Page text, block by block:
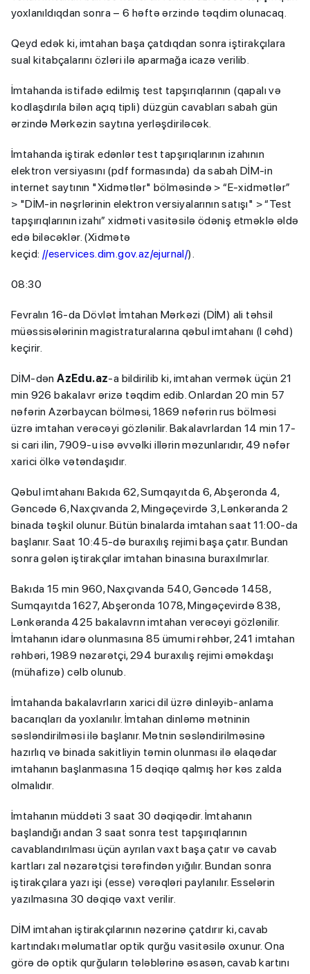
yoxlanıldıqdan sonra – 6 həftə ərzində təqdim olunacaq.
Qeyd edək ki, imtahan başa çatdıqdan sonra iştirakçılara
sual kitabçalarını özləri ilə aparmağa icazə verilib.
İmtahanda istifadə edilmiş test tapşırıqlarının (qapalı və
kodlaşdırıla bilən açıq tipli) düzgün cavabları sabah gün
ərzində Mərkəzin saytına yerləşdiriləcək.
İmtahanda iştirak edənlər test tapşırıqlarının izahının
elektron versiyasını (pdf formasında) da sabah DİM-in
internet saytının "Xidmətlər" bölməsində > “E-xidmətlər”
> "DİM-in nəşrlərinin elektron versiyalarının satışı" > “Test
tapşırıqlarının izahı” xidməti vasitəsilə ödəniş etməklə əldə
edə biləcəklər. (Xidmətə
keçid: //eservices.dim.gov.az/ejurnal/).
08:30
Fevralın 16-da Dövlət İmtahan Mərkəzi (DİM) ali təhsil
müəssisələrinin magistraturalarına qəbul imtahanı (I cəhd)
keçirir.
DİM-dənAzEdu.az-a bildirilib ki, imtahan vermək üçün 21
min 926 bakalavr ərizə təqdim edib. Onlardan 20 min 57
nəfərin Azərbaycan bölməsi, 1869 nəfərin rus bölməsi
üzrə imtahan verəcəyi gözlənilir. Bakalavrlardan 14 min 17-
si cari ilin, 7909-u isə əvvəlki illərin məzunlarıdır, 49 nəfər
xarici ölkə vətəndaşıdır.
Qəbul imtahanı Bakıda 62, Sumqayıtda 6, Abşeronda 4,
Gəncədə 6, Naxçıvanda 2, Mingəçevirdə 3, Lənkəranda 2
binada təşkil olunur. Bütün binalarda imtahan saat 11:00-da
başlanır. Saat 10:45-də buraxılış rejimi başa çatır. Bundan
sonra gələn iştirakçılar imtahan binasına buraxılmırlar.
Bakıda 15 min 960, Naxçıvanda 540, Gəncədə 1458,
Sumqayıtda 1627, Abşeronda 1078, Mingəçevirdə 838,
Lənkəranda 425 bakalavrın imtahan verəcəyi gözlənilir.
İmtahanın idarə olunmasına 85 ümumi rəhbər, 241 imtahan
rəhbəri, 1989 nəzarətçi, 294 buraxılış rejimi əməkdaşı
(mühafizə) cəlb olunub.
İmtahanda bakalavrların xarici dil üzrə dinləyib-anlama
bacarıqları da yoxlanılır. İmtahan dinləmə mətninin
səsləndirilməsi ilə başlanır. Mətnin səsləndirilməsinə
hazırlıq və binada sakitliyin təmin olunması ilə əlaqədar
imtahanın başlanmasına 15 dəqiqə qalmış hər kəs zalda
olmalıdır.
İmtahanın müddəti 3 saat 30 dəqiqədir. İmtahanın
başlandığı andan 3 saat sonra test tapşırıqlarının
cavablandırılması üçün ayrılan vaxt başa çatır və cavab
kartları zal nəzarətçisi tərəfindən yığılır. Bundan sonra
iştirakçılara yazı işi (esse) vərəqləri paylanılır. Esselərin
yazılmasına 30 dəqiqə vaxt verilir.
DİM imtahan iştirakçılarının nəzərinə çatdırır ki, cavab
kartındakı məlumatlar optik qurğu vasitəsilə oxunur. Ona
görə də optik qurğuların tələblərinə əsasən, cavab kartını